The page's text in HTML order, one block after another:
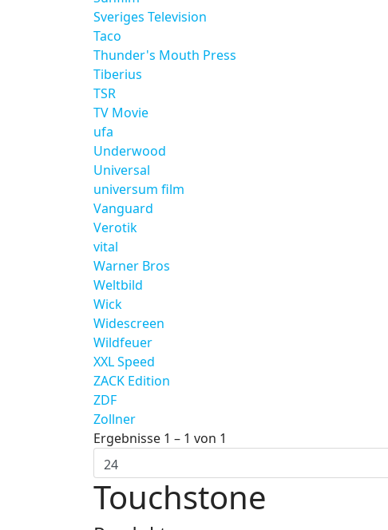
Sveriges Television
Taco
Thunder's Mouth Press
Tiberius
TSR
TV Movie
ufa
Underwood
Universal
universum film
Vanguard
Verotik
vital
Warner Bros
Weltbild
Wick
Widescreen
Wildfeuer
XXL Speed
ZACK Edition
ZDF
Zollner
Ergebnisse 1 – 1 von 1
Touchstone